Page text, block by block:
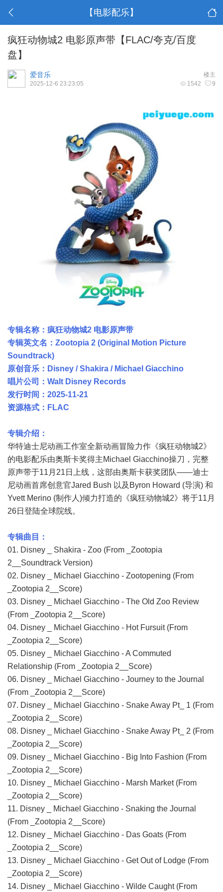
【电影配乐】
疯狂动物城2 电影原声带【FLAC/夸克/百度
盘】
楼主
爱音乐
1542 9
2025-12-6 23:23:05
专辑名称：疯狂动物城2 电影原声带
专辑英文名：Zootopia 2 (Original Motion Picture
Soundtrack)
原创音乐：Disney / Shakira / Michael Giacchino
唱片公司：Walt Disney Records
发行时间：2025-11-21
资源格式：FLAC
专辑介绍：
华特迪士尼动画工作室全新动画冒险力作《疯狂动物城2》
的电影配乐由奥斯卡奖得主Michael Giacchino操刀，完整
原声带于11月21日上线，这部由奥斯卡获奖团队——迪士
尼动画首席创意官Jared Bush 以及Byron Howard (导演) 和
Yvett Merino (制作人)倾力打造的《疯狂动物城2》将于11月
26日登陆全球院线。
专辑曲目：
01. Disney _ Shakira - Zoo (From _Zootopia
2__Soundtrack Version)
02. Disney _ Michael Giacchino - Zootopening (From
_Zootopia 2__Score)
03. Disney _ Michael Giacchino - The Old Zoo Review
(From _Zootopia 2__Score)
04. Disney _ Michael Giacchino - Hot Fursuit (From
_Zootopia 2__Score)
05. Disney _ Michael Giacchino - A Commuted
Relationship (From _Zootopia 2__Score)
06. Disney _ Michael Giacchino - Journey to the Journal
(From _Zootopia 2__Score)
07. Disney _ Michael Giacchino - Snake Away Pt_ 1 (From
_Zootopia 2__Score)
08. Disney _ Michael Giacchino - Snake Away Pt_ 2 (From
_Zootopia 2__Score)
09. Disney _ Michael Giacchino - Big Into Fashion (From
_Zootopia 2__Score)
10. Disney _ Michael Giacchino - Marsh Market (From
_Zootopia 2__Score)
11. Disney _ Michael Giacchino - Snaking the Journal
(From _Zootopia 2__Score)
12. Disney _ Michael Giacchino - Das Goats (From
_Zootopia 2__Score)
13. Disney _ Michael Giacchino - Get Out of Lodge (From
_Zootopia 2__Score)
14. Disney _ Michael Giacchino - Wilde Caught (From